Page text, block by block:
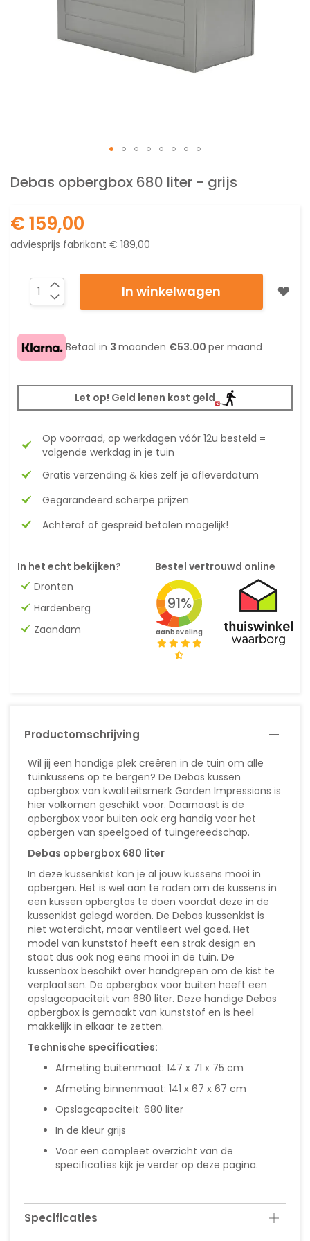
Debas opbergbox 680 liter - grijs
naar
van
afbeeldingen-
€ 159,00
adviesprijs fabrikant € 189,00
In winkelwagen
Betaal in 3 maanden €53.00 per maand
Let op! Geld lenen kost geld
Op voorraad, op werkdagen vóór 12u besteld =
volgende werkdag in je tuin
Gratis verzending & kies zelf je afleverdatum
Gegarandeerd scherpe prijzen
Achteraf of gespreid betalen mogelijk!
In het echt bekijken?
Dronten
Hardenberg
Zaandam
Bestel vertrouwd online
91%
aanbeveling
Productomschrijving
Wil jij een handige plek creëren in de tuin om alle
tuinkussens op te bergen? De Debas kussen
opbergbox van kwaliteitsmerk Garden Impressions is
hier volkomen geschikt voor. Daarnaast is de
opbergbox voor buiten ook erg handig voor het
opbergen van speelgoed of tuingereedschap.
Debas opbergbox 680 liter
In deze kussenkist kan je al jouw kussens mooi in
opbergen. Het is wel aan te raden om de kussens in
een kussen opbergtas te doen voordat deze in de
kussenkist gelegd worden. De Debas kussenkist is
niet waterdicht, maar ventileert wel goed. Het
model van kunststof heeft een strak design en
staat dus ook nog eens mooi in de tuin. De
kussenbox beschikt over handgrepen om de kist te
verplaatsen. De opbergbox voor buiten heeft een
opslagcapaciteit van 680 liter. Deze handige Debas
opbergbox is gemaakt van kunststof en is heel
makkelijk in elkaar te zetten.
Technische specificaties:
Afmeting buitenmaat: 147 x 71 x 75 cm
Afmeting binnenmaat: 141 x 67 x 67 cm
Opslagcapaciteit: 680 liter
In de kleur grijs
Voor een compleet overzicht van de
specificaties kijk je verder op deze pagina.
Specificaties